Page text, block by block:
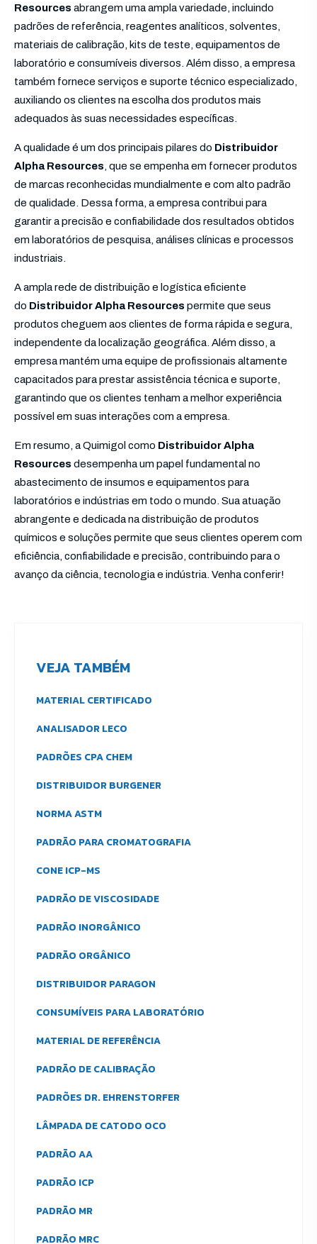
Resourcesabrangem uma ampla variedade, incluindo
padrões de referência, reagentes analíticos, solventes,
materiais de calibração, kits de teste, equipamentos de
laboratório e consumíveis diversos. Além disso, a empresa
também fornece serviços e suporte técnico especializado,
auxiliando os clientes na escolha dos produtos mais
adequados às suas necessidades específicas.
A qualidade é um dos principais pilares do Distribuidor
Alpha Resources, que se empenha em fornecer produtos
de marcas reconhecidas mundialmente e com alto padrão
de qualidade. Dessa forma, a empresa contribui para
garantir a precisão e confiabilidade dos resultados obtidos
em laboratórios de pesquisa, análises clínicas e processos
industriais.
A ampla rede de distribuição e logística eficiente
do Distribuidor Alpha Resourcespermite que seus
produtos cheguem aos clientes de forma rápida e segura,
independente da localização geográfica. Além disso, a
empresa mantém uma equipe de profissionais altamente
capacitados para prestar assistência técnica e suporte,
garantindo que os clientes tenham a melhor experiência
possível em suas interações com a empresa.
Em resumo, a Quimigol como Distribuidor Alpha
Resourcesdesempenha um papel fundamental no
abastecimento de insumos e equipamentos para
laboratórios e indústrias em todo o mundo. Sua atuação
abrangente e dedicada na distribuição de produtos
químicos e soluções permite que seus clientes operem com
eficiência, confiabilidade e precisão, contribuindo para o
avanço da ciência, tecnologia e indústria. Venha conferir!
VEJA TAMBÉM
MATERIAL CERTIFICADO
ANALISADOR LECO
PADRÕES CPA CHEM
DISTRIBUIDOR BURGENER
NORMA ASTM
PADRÃO PARA CROMATOGRAFIA
CONE ICP-MS
PADRÃO DE VISCOSIDADE
PADRÃO INORGÂNICO
PADRÃO ORGÂNICO
DISTRIBUIDOR PARAGON
CONSUMÍVEIS PARA LABORATÓRIO
MATERIAL DE REFERÊNCIA
PADRÃO DE CALIBRAÇÃO
PADRÕES DR. EHRENSTORFER
LÂMPADA DE CATODO OCO
PADRÃO AA
PADRÃO ICP
PADRÃO MR
PADRÃO MRC